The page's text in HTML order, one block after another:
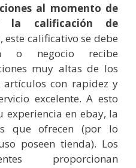
al momento de
la calificación de
, este calificativo se debe
negocio recibe
muy altas de los
artículos con rapidez y
excelente. A esto
experiencia en ebay, la
que ofrecen (por lo
poseen tienda). Los
proporcionan